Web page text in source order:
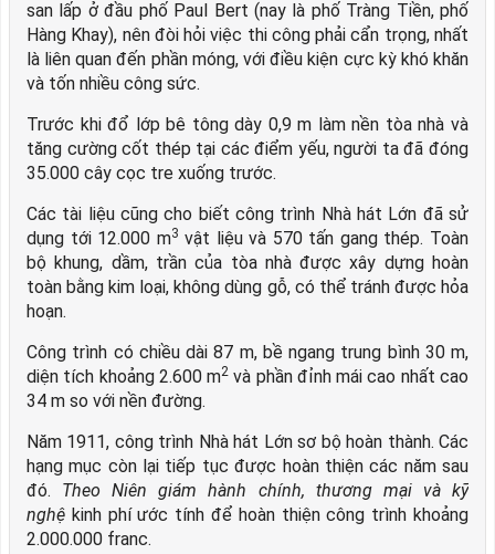
san lấp ở đầu phố Paul Bert (nay là phố Tràng Tiền, phố
Hàng Khay), nên đòi hỏi việc thi công phải cẩn trọng, nhất
là liên quan đến phần móng, với điều kiện cực kỳ khó khăn
và tốn nhiều công sức.
Trước khi đổ lớp bê tông dày 0,9 m làm nền tòa nhà và
tăng cường cốt thép tại các điểm yếu, người ta đã đóng
35.000 cây cọc tre xuống trước.
Các tài liệu cũng cho biết công trình Nhà hát Lớn đã sử
dụng tới 12.000 m3 vật liệu và 570 tấn gang thép. Toàn
bộ khung, dầm, trần của tòa nhà được xây dựng hoàn
toàn bằng kim loại, không dùng gỗ, có thể tránh được hỏa
hoạn.
Công trình có chiều dài 87 m, bề ngang trung bình 30 m,
diện tích khoảng 2.600 m2 và phần đỉnh mái cao nhất cao
34 m so với nền đường.
Năm 1911, công trình Nhà hát Lớn sơ bộ hoàn thành. Các
hạng mục còn lại tiếp tục được hoàn thiện các năm sau
đó. Theo Niên giám hành chính, thương mại và kỹ
nghệ kinh phí ước tính để hoàn thiện công trình khoảng
2.000.000 franc.